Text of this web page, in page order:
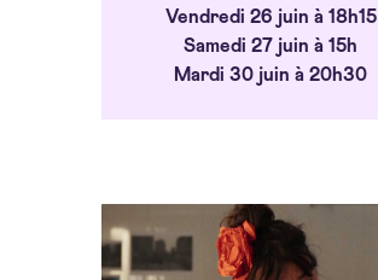
Vendredi 26 juin à 18h15
Samedi 27 juin à 15h
Mardi 30 juin à 20h30